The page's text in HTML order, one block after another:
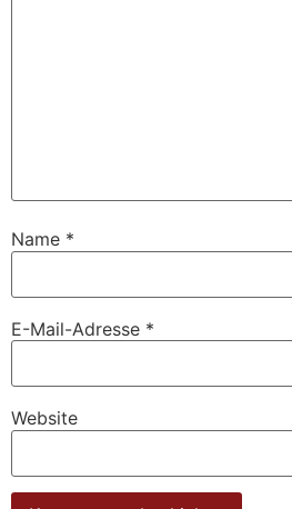
Name *
E-Mail-Adresse *
Website